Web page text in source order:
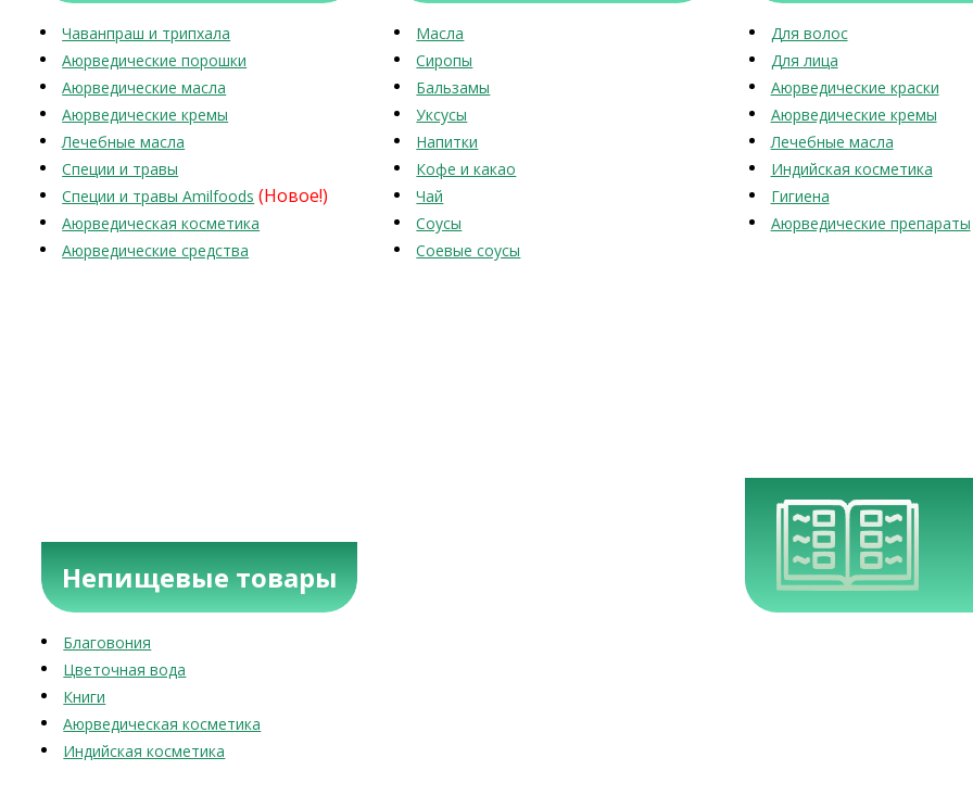
Чаванпраш и трипхала
Аюрведические порошки
Аюрведические масла
Аюрведические кремы
Лечебные масла
Специи и травы
Специи и травы Amilfoods (Новое!)
Аюрведическая косметика
Аюрведические средства
Масла
Сиропы
Бальзамы
Уксусы
Напитки
Кофе и какао
Чай
Соусы
Соевые соусы
Для волос
Для лица
Аюрведические краски
Аюрведические кремы
Лечебные масла
Индийская косметика
Гигиена
Аюрведические препараты
Непищевые товары
Благовония
Цветочная вода
Книги
Аюрведическая косметика
Индийская косметика